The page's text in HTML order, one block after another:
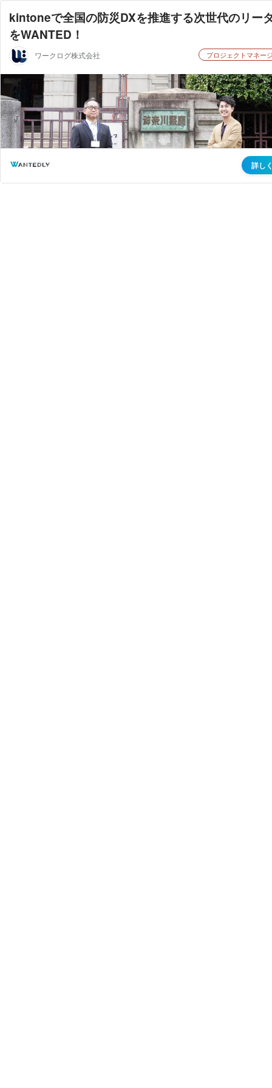
kintoneで全国の防災DXを推進する次世代のリー
をWANTED！
ワークログ株式会社 プロジェクトマネー
詳し